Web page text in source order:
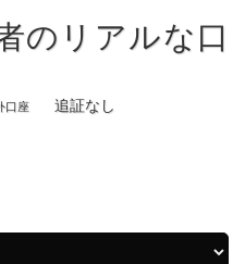
のリアルな口
口座 追証なし